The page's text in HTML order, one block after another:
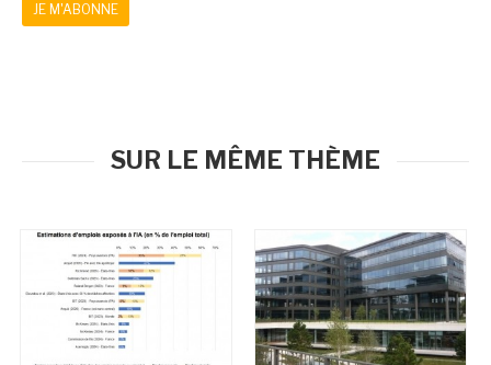
JE M'ABONNE
SUR LE MÊME THÈME